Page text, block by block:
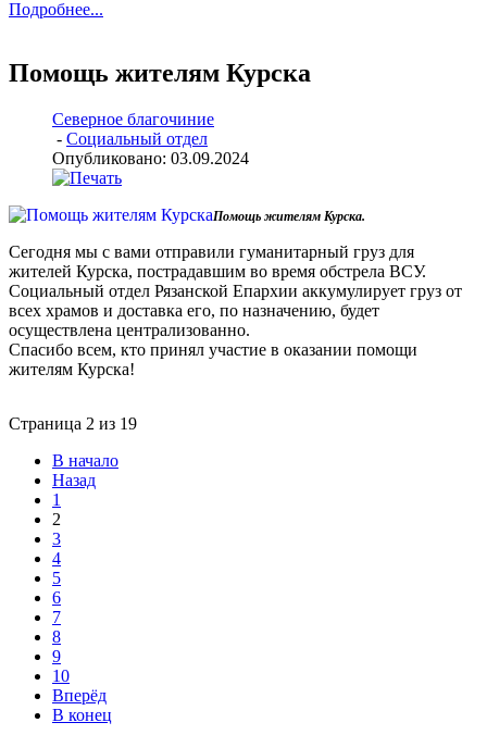
Подробнее...
Помощь жителям Курска
Северное благочиние
- Социальный отдел
Опубликовано: 03.09.2024
Помощь жителям Курска.
Сегодня мы с вами отправили гуманитарный груз для
жителей Курска, пострадавшим во время обстрела ВСУ.
Социальный отдел Рязанской Епархии аккумулирует груз от
всех храмов и доставка его, по назначению, будет
осуществлена централизованно.
Спасибо всем, кто принял участие в оказании помощи
жителям Курска!
Страница 2 из 19
В начало
Назад
1
2
3
4
5
6
7
8
9
10
Вперёд
В конец